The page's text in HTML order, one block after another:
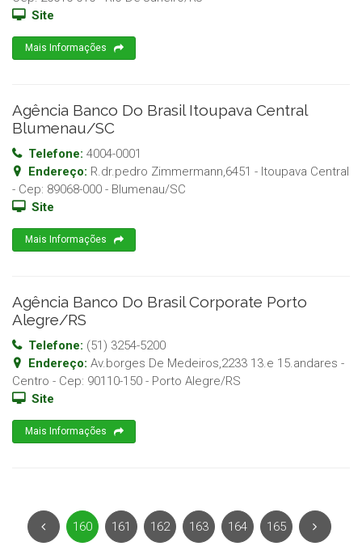
Site
Mais Informações
Agência Banco Do Brasil Itoupava Central
Blumenau/SC
Telefone: 4004-0001
Endereço: R.dr.pedro Zimmermann,6451 - Itoupava Central
- Cep: 89068-000 - Blumenau/SC
Site
Mais Informações
Agência Banco Do Brasil Corporate Porto
Alegre/RS
Telefone: (51) 3254-5200
Endereço: Av.borges De Medeiros,2233 13.e 15.andares -
Centro - Cep: 90110-150 - Porto Alegre/RS
Site
Mais Informações
160 161 162 163 164 165